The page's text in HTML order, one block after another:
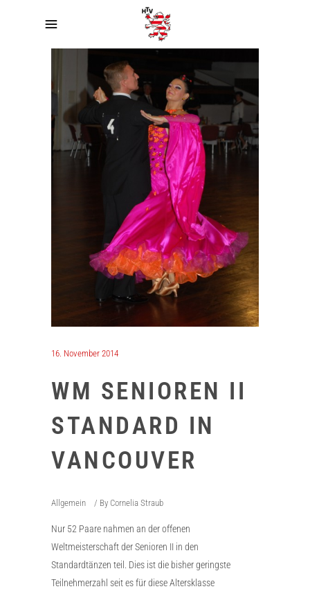
16. November 2014
WM SENIOREN II
STANDARD IN
VANCOUVER
Allgemein By Cornelia Straub
Nur 52 Paare nahmen an der offenen
Weltmeisterschaft der Senioren II in den
Standardtänzen teil. Dies ist die bisher geringste
Teilnehmerzahl seit es für diese Altersklasse